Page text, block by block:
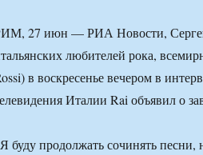
27 июн — РИА Новости, Сергей
любителей рока,
в воскресенье вечером в
Италии Rai объявил о
буду продолжать сочинять